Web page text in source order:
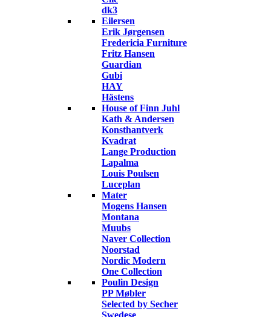
dk3
Eilersen
Erik Jørgensen
Fredericia Furniture
Fritz Hansen
Guardian
Gubi
HAY
Hästens
House of Finn Juhl
Kath & Andersen
Konsthantverk
Kvadrat
Lange Production
Lapalma
Louis Poulsen
Luceplan
Mater
Mogens Hansen
Montana
Muubs
Naver Collection
Noorstad
Nordic Modern
One Collection
Poulin Design
PP Møbler
Selected by Secher
Swedese